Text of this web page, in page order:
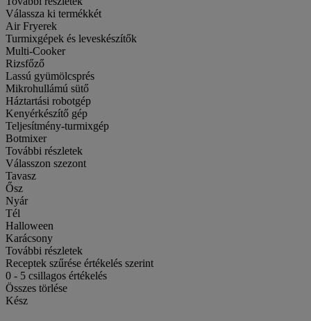
Válassza ki termékkét
Air Fryerek
Turmixgépek és leveskészítők
Multi-Cooker
Rizsfőző
Lassú gyümölcsprés
Mikrohullámú sütő
Háztartási robotgép
Kenyérkészítő gép
Teljesítmény-turmixgép
Botmixer
További részletek
Válasszon szezont
Tavasz
Ősz
Nyár
Tél
Halloween
Karácsony
További részletek
Receptek szűrése értékelés szerint
0 - 5 csillagos értékelés
Összes törlése
Kész